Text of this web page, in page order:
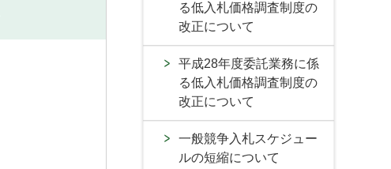
る低入札価格調査制度の
改正について
平成28年度委託業務に係
る低入札価格調査制度の
改正について
一般競争入札スケジュー
ルの短縮について